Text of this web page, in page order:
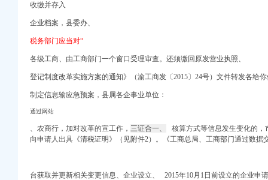
进战略新兴服
-重庆工商代办公司_
场主体77.71万户
_重庆频道_凤凰网
体工商_代账报税_
收缴并存入
企业档案，县委办、
税务部门应当对“
各级工商、由工商部门一个窗口受理审查。还须缴回原发营业执照、
登记制度改革实施方案的通知》（渝工商发〔2015〕24号）文件转发各给
制定信息输应急预案，县属各企事业单位：
通过网站
、农商行，加对改革的宣工作， 三证合一、
核算方式等信息发生变化的，
向申请人出具《清税证明》（见附件2）。《工商总局、工商部门通过数据
台获取并更新相关变更信息、企业设立、 2015年10月1日前设立的企业申